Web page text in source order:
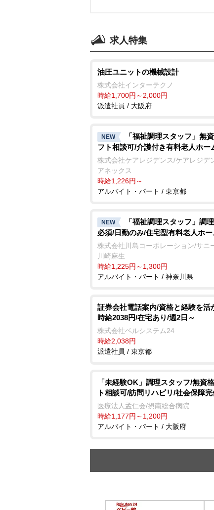
求人特集
油圧ユニットの機械設計
株式会社インターテクノ
時給1,700円～2,000円
派遣社員 / 大阪府
NEW
「福祉調理スタッフ」無
フト相談可/介護付き有料老人ホー
株式会社ケアレジデンス/ケアレジデ
アネックス
時給1,226円～
アルバイト・パート / 東京都
NEW
「福祉調理スタッフ」調
必須/日勤のみ/住宅型有料老人ホー
株式会社川島コーポレーション/サニ
川崎麻生
時給1,225円～1,300円
アルバイト・パート / 神奈川県
証券会社電話案内/資格と経験を活
時給2038円/在宅あり/週2日～
株式会社ベルシステム24
時給2,038円
派遣社員 / 東京都
「未経験OK」調理スタッフ/無資
ト相談可/訪問リハビリ/社会保障
医療法人孟仁会/摂南総合病院
時給1,177円～1,200円
アルバイト・パート / 大阪府